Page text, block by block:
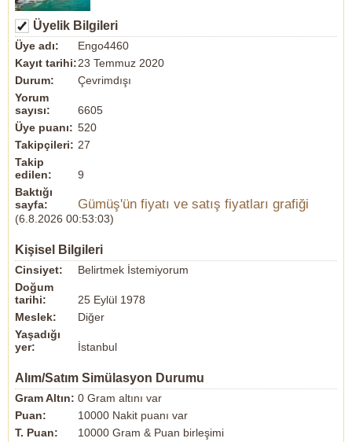
Üyelik Bilgileri
Üye adı:
Engo4460
Kayıt tarihi:23 Temmuz 2020
Durum:
Çevrimdışı
Yorum
sayısı:
6605
Üye puanı: 520
Takipçileri: 27
Takip
edilen:
9
Baktığı
sayfa:
Gümüş'ün fiyatı ve satış fiyatları grafiği
(6.8.2026 00:53:03)
Kişisel Bilgileri
Cinsiyet:
Belirtmek İstemiyorum
Doğum
tarihi:
25 Eylül 1978
Meslek:
Diğer
Yaşadığı
yer:
İstanbul
Alım/Satım Simülasyon Durumu
Gram Altın: 0 Gram altını var
Puan:
10000 Nakit puanı var
T. Puan:
10000 Gram & Puan birleşimi